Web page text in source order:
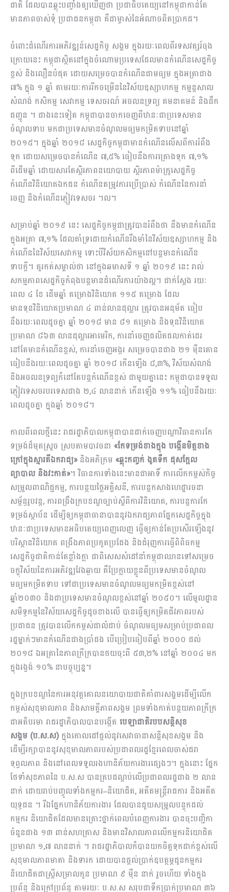
ជាតិ ដែលបានឆ្លុះបញ្ចាំងឲ្យឃើញថា ប្រជាធិបតេយ្យនៅកម្ពុជាកាន់តែ
មានភាពចាស់ទុំ ប្រជាជនកម្ពុជា គឺជាម្ចាស់នៃអំណាចពិតប្រាកដ​។
ចំពោះដំណើរការអភិវឌ្ឍន៍សេដ្ឋកិច្ច សង្គម ក្នុងរយៈពេលពីរទសវត្សរ៍ចុង
ក្រោយនេះ កម្ពុជាស្ថិតនៅក្នុងចំណោម​ប្រទេសដែលមានកំណើនសេដ្ឋកិច្ច
ខ្ពស់ និងលឿនបំផុត ដោយសម្រេចបានកំណើនជាមធ្យម ក្នុងអត្រាជាង
៧% ក្នុង ១ ឆ្នាំ តាមរយៈការរីកចម្រើននៃវិស័យឧស្សាហកម្ម កម្មន្តសាល
សំណង់ កសិកម្ម សេវាកម្ម ទេសចរណ៍ អចលនទ្រព្យ គមនាគមន៍ និងដឹក
ជញ្ជូន ។ ជាងនេះទៀត កម្ពុជាបានចាកចេញពីឋានៈជាប្រទេសមាន
ចំណូលទាប មកជាប្រទេសមានចំណូលមធ្យមកម្រិតទាបនៅឆ្នាំ
២០១៥។ ក្នុងឆ្នាំ ២០១៨ សេដ្ឋកិច្ចកម្ពុជាមានកំណើនលើសពីការរំពឹង
ទុក ដោយសម្រេចបានកំណើន ៧,៥% ធៀបនឹងការគ្រោងទុក ៧,១%
ពីដើមឆ្នាំ ដោយសារតែស្ថិរភាពនយោបាយ ស្ថិរភាពម៉ាក្រូសេដ្ឋកិច្ច
កំណើនវិនិយោគឯកជន​ កំណើនតម្រូវការប្រើប្រាស់ កំណើននៃការនាំ
ចេញ និងកំណើនភ្ញៀវទេសចរ ។ល។
សម្រាប់ឆ្នាំ ២០១៩ នេះ សេដ្ឋកិច្ចកម្ពុជាត្រូវបានរំពឹងថា នឹងមានកំណើន
ក្នុងអត្រា ៧,១% ដែលគាំទ្រដោយកំណើនរឹងមាំនៃវិស័យឧស្សាហកម្ម និង
កំណើននៃវិស័យសេវាកម្ម ទោះបីវិស័យកសិកម្មនៅបន្តមានកំណើន
ទាបក្តី។ គួរកត់សម្គាល់ថា នៅក្នុងឆមាសទី ១ ឆ្នាំ ២០១៩ នេះ រាល់
សកម្មភាពសេដ្ឋកិច្ចកំពុងបន្តមានដំណើរការយ៉ាងល្អ។ ជាក់ស្តែង រយៈ
ពេល ៤ ខែ ដើមឆ្នាំ គម្រោងវិនិយោគ ១១៥ គម្រោង ដែល
មានទុនវិនិយោគប្រមាណ ៤ ពាន់លានដុល្លារ ត្រូវបានអនុម័ត ធៀប
នឹងរយៈពេលដូចគ្នា ឆ្នាំ ២០១៨ មាន ៨១ គម្រោង និងទុនវិនិយោគ
ប្រមាណ ៨៦៣ លានដុល្លារអាមេរិក, ការនាំចេញផលិតផលកាត់ដេរ
នៅតែមានកំណើនខ្ពស់, ការនាំចេញអង្ករ សម្រេចបានជាង ២១ ម៉ឺនតោន
ធៀបនឹងរយៈពេលដូចគ្នា ឆ្នាំ ២០១៨ កើនឡើង ៨,៣%, វិស័យសំណង់
និងអចលនទ្រព្យក៏នៅតែបន្តកំណើនខ្ពស់ ជាមួយគ្នានេះ កម្ពុជាបានទទួល
ភ្ញៀវទេសចរបរទេសជាង ២,៤ លាននាក់ កើនឡើង ១១% ធៀបនឹងរយៈ
ពេលដូចគ្នា ក្នុងឆ្នាំ ២០១៨។
កាលពីពេលថ្មីនេះ រាជរដ្ឋាភិបាលកម្ពុជាបានដាក់ចេញបណ្តាវិធានការកែ
ទម្រង់ដ៏មុតស្រួច ស្របតាមបាវចនា «កែទម្រង់ខាងក្នុង បង្កើនមិត្តខាង
ក្រៅក្នុងស្មារតីឯករាជ្យ»និងអភិក្រម «ឆ្លុះកញ្ចក់ ងូតទឹក ដុសក្អែល
ព្យាបាល និងវះកាត់»។ វិធានការទាំងនេះមានជាអាទិ៍ ការលើកកម្ពស់កិច្ច
សម្រួលពាណិជ្ជកម្ម, ការបន្ថយថ្លៃអគ្គិសនី, ការបន្តកសាងហេដ្ឋារចនា
សម្ព័ន្ធរូបវន្ត, ការពង្រឹងក្របខណ្ឌច្បាប់ស្តីពីការវិនិយោគ, ការបន្តការកែ
ទម្រង់ស្ថាប័ន ដើម្បីឲ្យកម្ពុជាធានាបាននូវឯករាជ្យភាពផ្នែកសេដ្ឋកិច្ចក្នុង
ឋានៈជាប្រទេសមានអធិបតេយ្យពេញលេញ ធ្វើឲ្យកាន់តែប្រសើរឡើងនូវ
បរិស្ថានវិនិយោគ ពង្រឹងភាពប្រកួតប្រជែង និងជំរុញការធ្វើពិពិធកម្ម
សេដ្ឋកិច្ចជាតិកាន់តែខ្លាំងក្លា ជាពិសេសសំដៅនាំកម្ពុជាឈានទៅសម្រេច
ចក្ខុវិស័យនៃការអភិវឌ្ឍវែងឆ្ងាយ គឺប្រែក្លាយខ្លួនពីប្រទេសមានចំណូល
មធ្យមកម្រិតទាប ទៅជាប្រទេសមានចំណូលមធ្យមកម្រិតខ្ពស់នៅ
ឆ្នាំ២០៣០ និងជាប្រទេសមានចំណូលខ្ពស់នៅឆ្នាំ ២០៥០។ លើមូលដ្ឋាន
សមិទ្ធកម្មនៃវិស័យសេដ្ឋកិច្ចដូចខាងលើ បានធ្វើឲ្យកម្រិតជីវភាពរបស់
ប្រជាជន ត្រូវបានលើកកម្ពស់ជាលំដាប់ ចំណូលមធ្យមសម្រាប់ប្រជាពល​
រដ្ឋម្នាក់ៗមានកំណើនជាងប្រាំដង បើប្រៀបធៀបពីឆ្នាំ ២០០០ ដល់
២០១៨ ឯអត្រានៃភាពក្រីក្របានថយចុះពី ៥៣,២% នៅឆ្នាំ ២០០៤ មក
ក្នុងរង្វង់ ១០% នាបច្ចុប្បន្ន។
ក្នុងក្របខណ្ឌនៃការអនុវត្តគោលនយោបាយជាតិគាំពារសង្គមដើម្បីលើក
កម្ពស់សុខុមាលភាព និងសាមគ្គីភាពសង្គម ព្រមទាំងកាត់បន្ថយភាពក្រីក្រ
ជាអតិបរមា រាជរដ្ឋាភិបាលបានបង្កើត បេឡាជាតិរបបសន្តិសុខ
សង្គម (ប.ស.ស) ក្នុងគោលដៅផ្តល់នូវសេវាធានាសន្តិសុខសង្គម និង
ដើម្បីរក្សាបាននូវសុខុមាលភាពរបស់ប្រជាពលរដ្ឋខ្មែរពេលចាស់ជរា
ទុព្វលភាព និង​នៅពេលទទួលរងហានិភ័យការងារផ្សេងៗ។ ក្នុងនោះ ផ្នែក
ថែទាំសុខភាពនៃ ប.ស.ស បានគ្របដណ្តប់លើប្រជាពលរដ្ឋជាង ២ លាន
នាក់ ដោយរាប់បញ្ចូលទាំងកម្មករ–និយោជិត, អតីតមន្ត្រីរាជការ និងអតីត
យុទ្ធជន ។ រីឯផ្នែកហានិភ័យការងារ ដែលបានជួយសម្រួលបន្ទុកដល់
កម្មករ និយោជិតដែលមានគ្រោះថ្នាក់ពេលបំពេញការងារ បានចុះបញ្ជិកា
ចំនួនជាង ១៣ ពាន់សហគ្រាស និងមានវិសាលភាពលើកម្មករ​និយោជិត
ប្រមាណ ១,៧ លាននាក់ ។ រាជរដ្ឋាភិបាលក៏បានយកចិត្តទុកដាក់ខ្ពស់លើ
សុខុមាលភាពមាតា និងទារក ដោយបានផ្តល់ប្រាក់ឧបត្ថម្ភជូនកម្មករ
និយោជិតជាស្ត្រីសម្រាលកូន ប្រមាណ ៩ ម៉ឺន នាក់ រួចហើយ ទាំងក្នុង
ប្រព័ន្ធ និងក្រៅប្រព័ន្ធ តាមរយៈ​ ប.ស.ស សរុបជាទឹកប្រាក់ប្រមាណ ៣៦